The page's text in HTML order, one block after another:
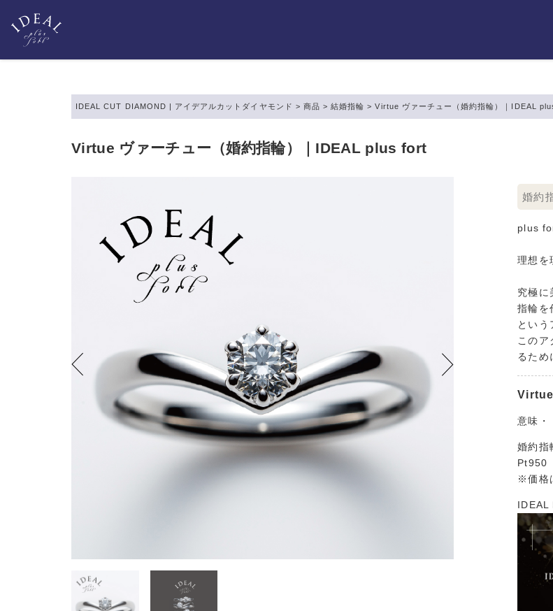
IDEAL CUT DIAMOND | アイデアルカットダイヤモンド > 商品 >結婚指輪 >Virtue ヴァーチュー（婚約指輪）｜IDEAL
Virtue ヴァーチュー（婚約指輪）｜IDEAL plus fort
婚約
plus
理想を
究極に
指輪を
という
このア
るため
Virtue
意味・
婚約指
Pt950
※価格
IDEAL